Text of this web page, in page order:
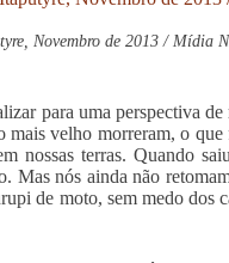
Novembro de 2013 / Mídia
para uma perspectiva de
velho morreram, o
nossas terras. Quando
Mas nós ainda não
de moto, sem medo dos